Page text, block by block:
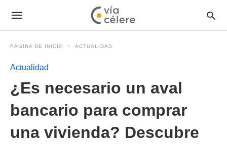
PÁGINA DE INICIO ACTUALIDAD
Actualidad
¿Es necesario un aval
bancario para comprar
una vivienda? Descubre